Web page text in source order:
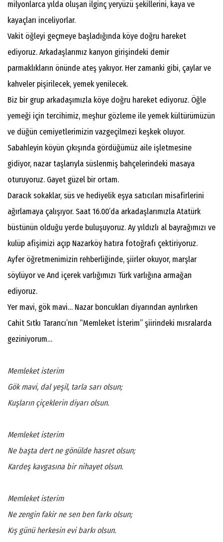
milyonlarca yılda oluşan ilginç yeryüzü şekillerini, kaya ve
kayaçları inceliyorlar.
Vakit öğleyi geçmeye başladığında köye doğru hareket
ediyoruz. Arkadaşlarımız kanyon girişindeki demir
parmaklıkların önünde ateş yakıyor. Her zamanki gibi, çaylar ve
kahveler pişirilecek, yemek yenilecek.
Biz bir grup arkadaşımızla köye doğru hareket ediyoruz. Öğle
yemeği için tercihimiz, meşhur gözleme ile yemek kültürümüzün
ve düğün cemiyetlerimizin vazgeçilmezi keşkek oluyor.
Sabahleyin köyün çıkışında gördüğümüz aile işletmesine
gidiyor, nazar taşlarıyla süslenmiş bahçelerindeki masaya
oturuyoruz. Gayet güzel bir ortam.
Daracık sokaklar, süs ve hediyelik eşya satıcıları misafirlerini
ağırlamaya çalışıyor. Saat 16.00’da arkadaşlarımızla Atatürk
büstünün olduğu yerde buluşuyoruz. Ay yıldızlı al bayrağımızı ve
kulüp afişimizi açıp Nazarköy hatıra fotoğrafı çektiriyoruz.
Ayfer öğretmenimizin rehberliğinde, şiirler okuyor, marşlar
söylüyor ve And içerek varlığımızı Türk varlığına armağan
ediyoruz.
Yer mavi, gök mavi… Nazar boncukları diyarından ayrılırken
Cahit Sıtkı Tarancı’nın “Memleket İsterim” şiirindeki mısralarda
geziniyorum…
Memleket isterim
Gök mavi, dal yeşil, tarla sarı olsun;
Kuşların çiçeklerin diyarı olsun.
Memleket isterim
Ne başta dert ne gönülde hasret olsun;
Kardeş kavgasına bir nihayet olsun.
Memleket isterim
Ne zengin fakir ne sen ben farkı olsun;
Kış günü herkesin evi barkı olsun.